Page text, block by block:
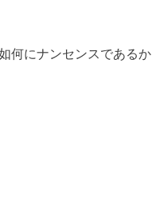
何にナンセンスであるか